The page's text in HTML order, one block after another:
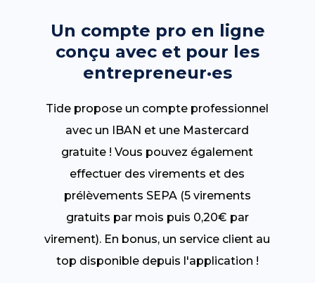
Un compte pro en ligne
conçu avec et pour les
entrepreneur·es
Tide propose un compte professionnel
avec un IBAN et une Mastercard
gratuite ! Vous pouvez également
effectuer des virements et des
prélèvements SEPA (5 virements
gratuits par mois puis 0,20€ par
virement). En bonus, un service client au
top disponible depuis l'application !